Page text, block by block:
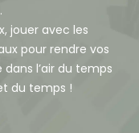
jouer avec les
pour rendre vos
l’air du temps
du temps !